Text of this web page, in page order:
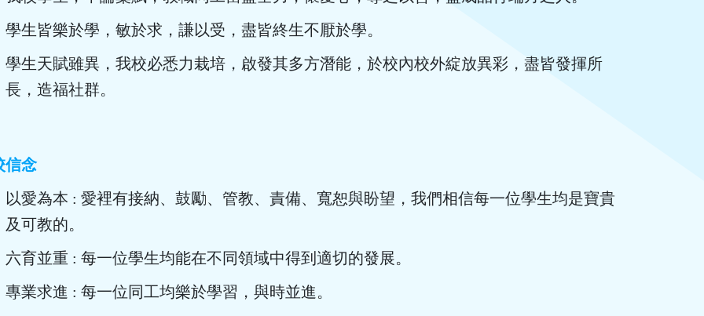
學生皆樂於學，敏於求，謙以受，盡皆終生不厭於學。
學生天賦雖異，我校必悉力栽培，啟發其多方潛能，於校內校外綻放異彩，盡皆發揮所
長，造福社群。
信念
以愛為本 : 愛裡有接納、鼓勵、管教、責備、寬恕與盼望，我們相信每一位學生均是寶貴
及可教的。
六育並重 : 每一位學生均能在不同領域中得到適切的發展。
專業求進 : 每一位同工均樂於學習，與時並進。